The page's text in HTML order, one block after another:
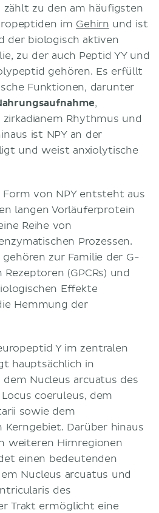
zählt zu den am häufigsten
im Gehirn und ist
der biologisch aktiven
zu der auch Peptid YY und
gehören. Es erfüllt
Funktionen, darunter
,
Rhythmus und
ist NPY an der
und weist anxiolytische
von NPY entsteht aus
langen Vorläuferprotein
Reihe von
Prozessen.
gehören zur Familie der G-
(GPCRs) und
Effekte
Hemmung der
Y im zentralen
hauptsächlich in
dem Nucleus arcuatus des
coeruleus, dem
sowie dem
Kerngebiet. Darüber hinaus
weiteren Hirnregionen
einen bedeutenden
Nucleus arcuatus und
des
Trakt ermöglicht eine